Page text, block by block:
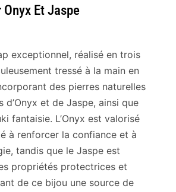
Et Jaspe
exceptionnel, réalisé en trois
tressé à la main en
des pierres naturelles
d’Onyx et de Jaspe, ainsi que
fantaisie. L’Onyx est valorisé
à renforcer la confiance et à
tandis que le Jaspe est
propriétés protectrices et
de ce bijou une source de